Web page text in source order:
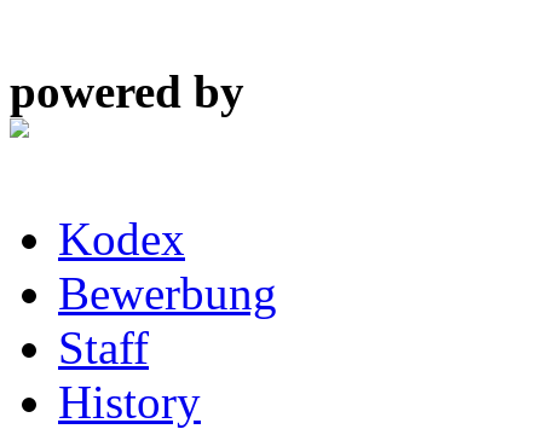
powered by
Kodex
Bewerbung
Staff
History